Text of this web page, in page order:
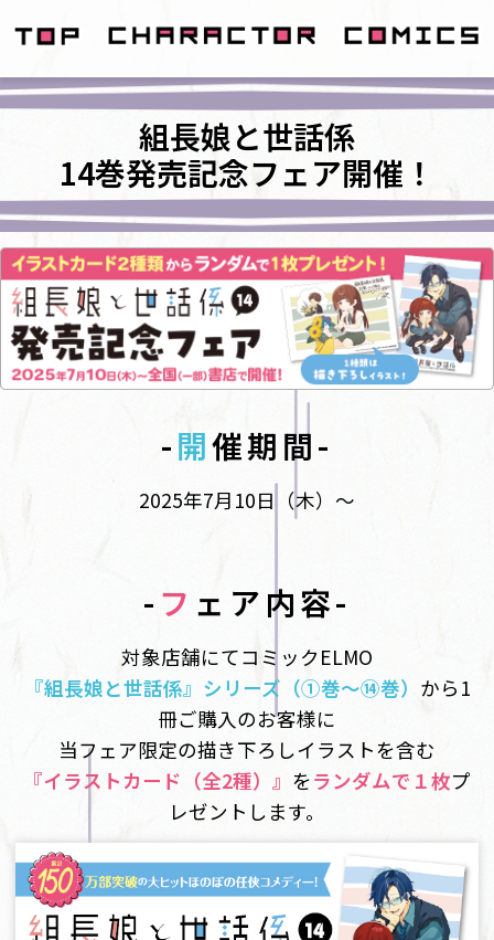
組長娘と世話係
14巻発売記念フェア開催！
-開催期間-
2025年7月10日（木）〜
- フ ェア内容-
対象店舗にてコミックELMO
『組長娘と世話係』シリーズ（①巻～⑭巻） から1
冊ご購入のお客様に
当フェア限定の描き下ろしイラストを含む
『イラストカード（全2種）』 をランダムで１枚プ
レゼントします。